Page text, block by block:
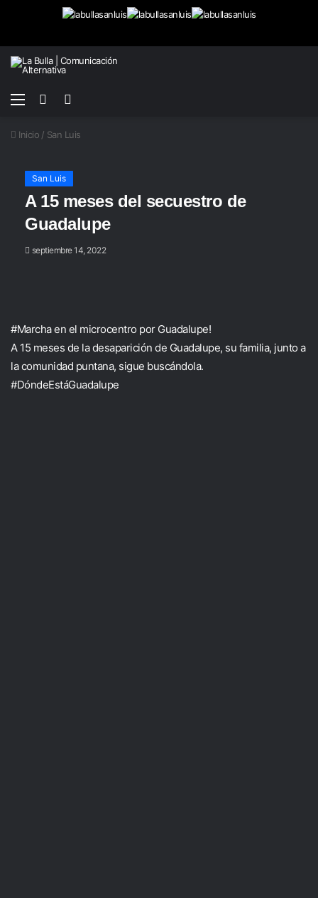
Menú
Buscar
Inicio / San Luis
San Luis
A 15 meses del secuestro de
Guadalupe
septiembre 14, 2022
#Marcha en el microcentro por Guadalupe!
A 15 meses de la desaparición de Guadalupe, su familia, junto a
la comunidad puntana, sigue buscándola.
#DóndeEstáGuadalupe